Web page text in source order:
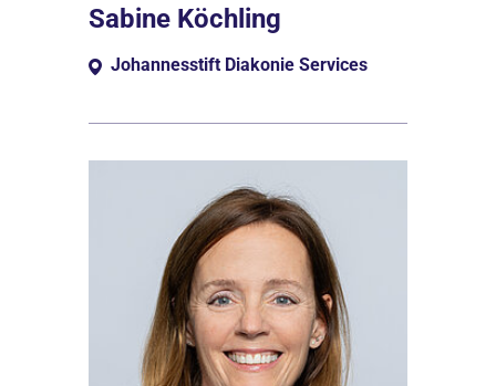
Sabine Köchling
Johannesstift Diakonie Services